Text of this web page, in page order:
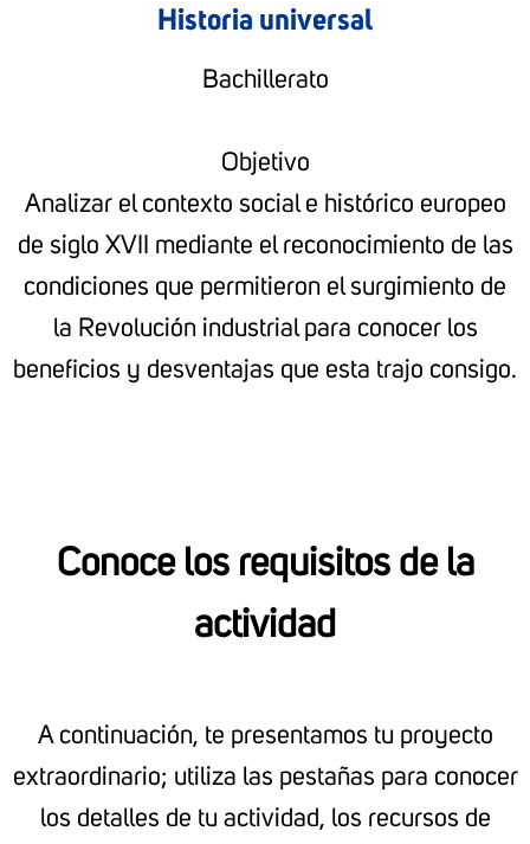
Historia universal
Bachillerato
Objetivo
Analizar el contexto social e histórico europeo
de siglo XVII mediante el reconocimiento de las
condiciones que permitieron el surgimiento de
la Revolución industrial para conocer los
beneficios y desventajas que esta trajo consigo.
Conoce los requisitos de la
actividad
A continuación, te presentamos tu proyecto
extraordinario; utiliza las pestañas para conocer
los detalles de tu actividad, los recursos de